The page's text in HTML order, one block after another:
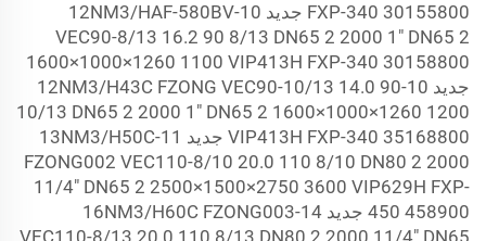
FXP-340 30155800 جديد 10-12NM3/HAF-580BV
VEC90-8/13 16.2 90 8/13 DN65 2 2000 1" DN65 2
1600×1000×1260 1100 VIP413H FXP-340 30158800
جديد 10-12NM3/H43C FZONG VEC90-10/13 14.0 90
10/13 DN65 2 2000 1" DN65 2 1600×1000×1260 1200
VIP413H FXP-340 35168800 جديد 11-13NM3/H50C
FZONG002 VEC110-8/10 20.0 110 8/10 DN80 2 2000
11/4" DN65 2 2500×1500×2750 3600 VIP629H FXP-
450 458900 جديد 14-16NM3/H60C FZONG003
VEC110-8/13 20.0 110 8/13 DN80 2 2000 11/4" DN65